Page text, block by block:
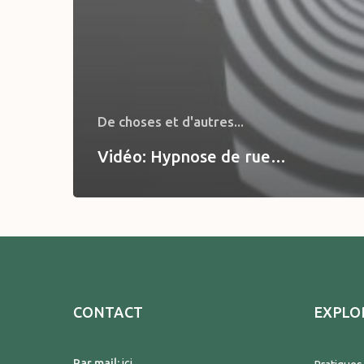
De choses et d'autres...
Vidéo: Hypnose de rue…
CONTACT